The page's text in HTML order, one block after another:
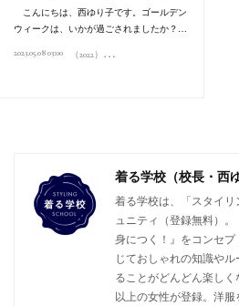
こんにちは、西ゆり子です。ゴールデン
ウィークは、いかが過ごされましたか？…
2023.05.08 03:00 （
2022）スタイリング通信
着る学校（校長・西
着る学校は、「スタイリ
ュニティ（登録無料）
身につく！』をコンセ
じておしゃれの知識や
ることがどんどん楽し
以上の女性が登録。洋